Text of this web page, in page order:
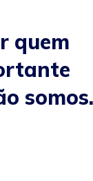
quem
somos.